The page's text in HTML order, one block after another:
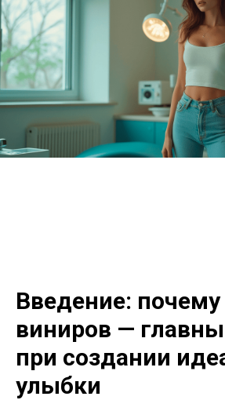
Введение: почему
виниров —
при создании
улыбки